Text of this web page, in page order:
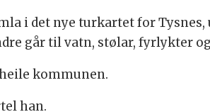
i det nye turkartet for Tysnes,
går til vatn, stølar, fyrlykter
kommunen.
han.